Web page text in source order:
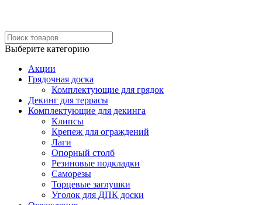
Выберите категорию
Акции
Грядочная доска
Комплектующие для грядок
Декинг для террасы
Комплектующие для декинга
Клипсы
Крепеж для ограждений
Лаги
Опорный столб
Резиновые подкладки
Саморезы
Торцевые заглушки
Уголок для ДПК доски